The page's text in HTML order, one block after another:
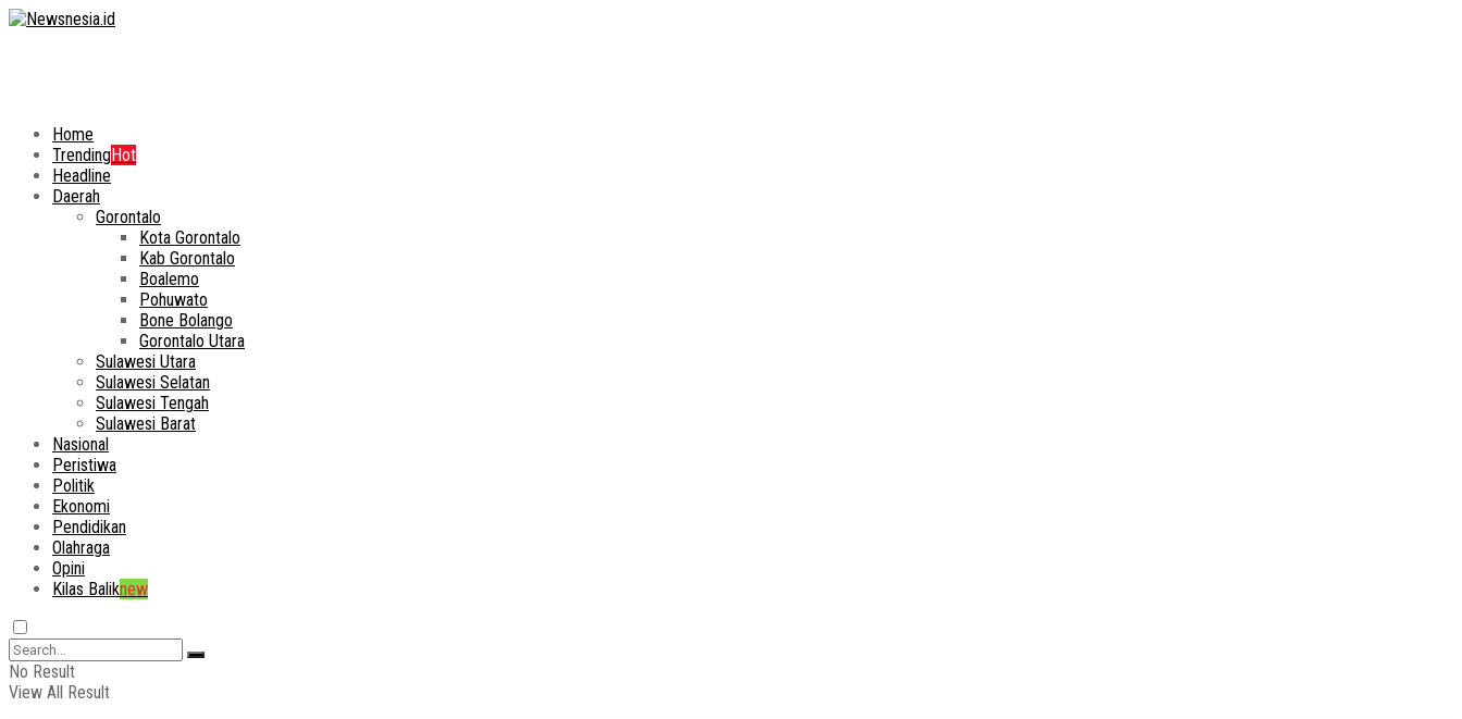
Home
TrendingHot
Headline
Daerah
Gorontalo
Kota Gorontalo
Kab Gorontalo
Boalemo
Pohuwato
Bone Bolango
Gorontalo Utara
Sulawesi Utara
Sulawesi Selatan
Sulawesi Tengah
Sulawesi Barat
Nasional
Peristiwa
Politik
Ekonomi
Pendidikan
Olahraga
Opini
Kilas Baliknew
No Result
View All Result